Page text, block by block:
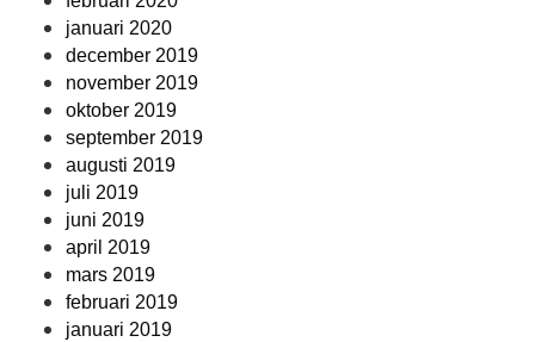
januari 2020
december 2019
november 2019
oktober 2019
september 2019
augusti 2019
juli 2019
juni 2019
april 2019
mars 2019
februari 2019
januari 2019